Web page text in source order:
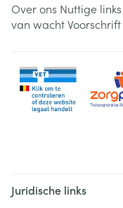
Over ons Nuttige links
van wachtVoorschrift
Juridische links